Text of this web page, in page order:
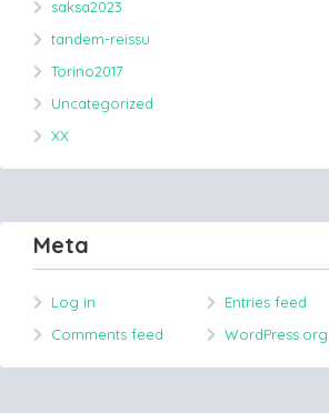
saksa2023
tandem-reissu
Torino2017
Uncategorized
XX
Meta
Log in
Entries feed
Comments feed
WordPress.org